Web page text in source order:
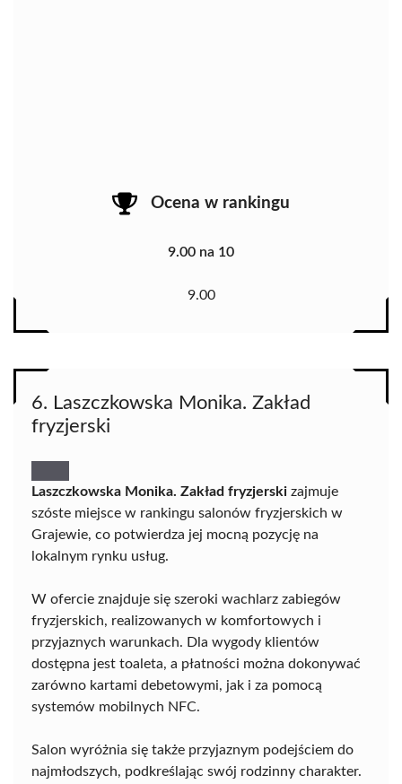
Ocena w rankingu
9.00 na 10
9.00
6. Laszczkowska Monika. Zakład
fryzjerski
Laszczkowska Monika. Zakład fryzjerski zajmuje
szóste miejsce w rankingu salonów fryzjerskich w
Grajewie, co potwierdza jej mocną pozycję na
lokalnym rynku usług.
W ofercie znajduje się szeroki wachlarz zabiegów
fryzjerskich, realizowanych w komfortowych i
przyjaznych warunkach. Dla wygody klientów
dostępna jest toaleta, a płatności można dokonywać
zarówno kartami debetowymi, jak i za pomocą
systemów mobilnych NFC.
Salon wyróżnia się także przyjaznym podejściem do
najmłodszych, podkreślając swój rodzinny charakter.